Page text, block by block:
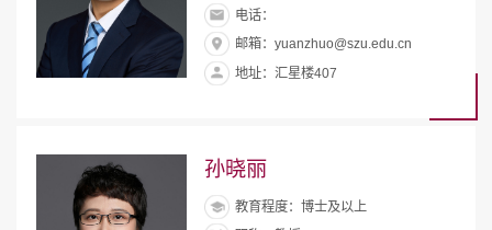
电话：
邮箱：yuanzhuo@szu.edu.cn
地址：汇星楼407
孙晓丽
教育程度：博士及以上